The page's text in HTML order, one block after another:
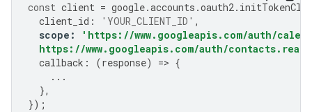
const client = google.accounts .oauth2.
client_id : 'YOUR_CLIENT_ID' ,
scope :
'https://www.googleapis.com/auth/
https://www.googleapis.com/auth/
callback : (response) => {
...
},
});